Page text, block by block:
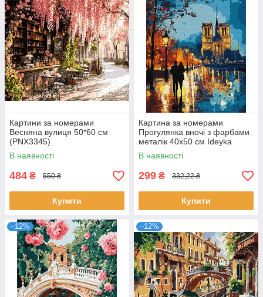
Картини за номерами
Весняна вулиця 50*60 см
(PNX3345)
В наявності
484 ₴ 550 ₴
Купити
Картина за номерами
Прогулянка вночі з фарбами
металік 40х50 см Ideyka
(KHO8480)
В наявності
299 ₴ 332,22 ₴
Купити
–12% –12%